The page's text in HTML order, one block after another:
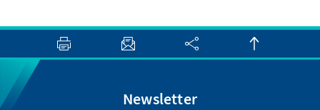
Newsletter